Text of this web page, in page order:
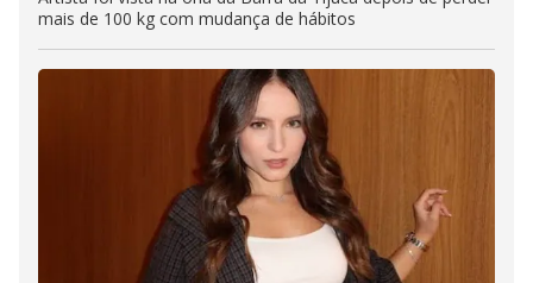
mais de 100 kg com mudança de hábitos